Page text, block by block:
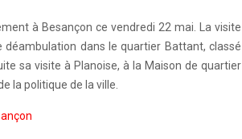
à Besançon ce vendredi 22 mai. La visite
dans le quartier Battant, classé
sa visite à Planoise, à la Maison de quartier
la politique de la ville.